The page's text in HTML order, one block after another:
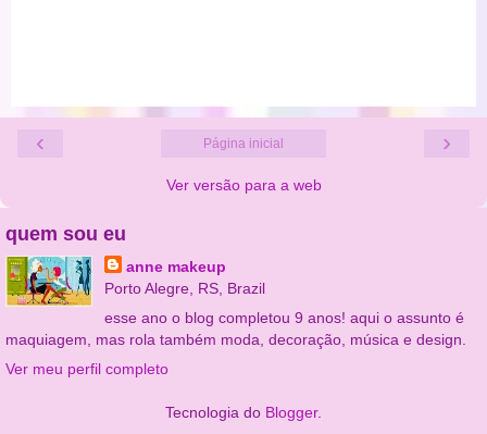
‹ ›
Página inicial
Ver versão para a web
quem sou eu
anne makeup
Porto Alegre, RS, Brazil
esse ano o blog completou 9 anos! aqui o assunto é
maquiagem, mas rola também moda, decoração, música e design.
Ver meu perfil completo
Tecnologia do Blogger.